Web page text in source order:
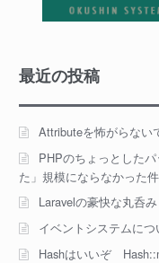
最近の投稿
Attributeを怖がらない
PHPのちょっとした
た」規模にならなかった件
Laravelの豪快な丸呑
イベントシステムに
Hashはいいぞ